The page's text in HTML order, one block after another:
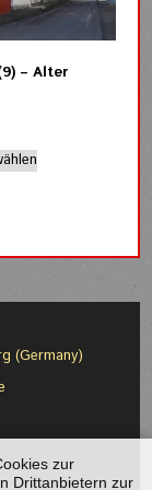
können
Produktseite
– Alter
Produkt
auf.
Optionen
der
(Germany)
zur
Drittanbietern zur